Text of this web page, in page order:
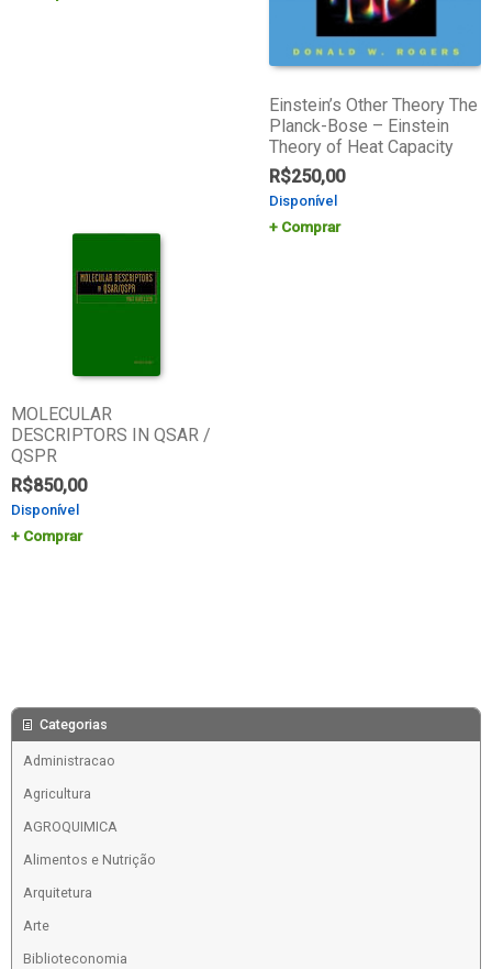
Einstein’s Other Theory The
Planck-Bose – Einstein
Theory of Heat Capacity
R$250,00
Disponível
Comprar
MOLECULAR
DESCRIPTORS IN QSAR /
QSPR
R$850,00
Disponível
Comprar
Categorias
Administracao
Agricultura
AGROQUIMICA
Alimentos e Nutrição
Arquitetura
Arte
Biblioteconomia